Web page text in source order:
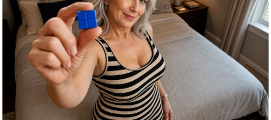
म
नो
रं
ज
न
ज